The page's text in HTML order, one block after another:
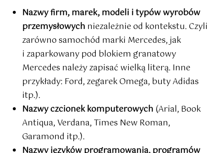
Nazwy firm, marek, modeli i typów wyrobów
przemysłowych niezależnie od kontekstu. Czyli
zarówno samochód marki Mercedes, jak
i zaparkowany pod blokiem granatowy
Mercedes należy zapisać wielką literą. Inne
przykłady: Ford, zegarek Omega, buty Adidas
itp.).
Nazwy czcionek komputerowych (Arial, Book
Antiqua, Verdana, Times New Roman,
Garamond itp.).